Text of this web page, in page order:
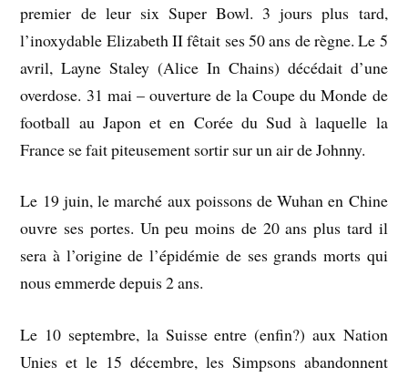
premier de leur six Super Bowl. 3 jours plus tard,
l’inoxydable Elizabeth II fêtait ses 50 ans de règne. Le 5
avril, Layne Staley (Alice In Chains) décédait d’une
overdose. 31 mai – ouverture de la Coupe du Monde de
football au Japon et en Corée du Sud à laquelle la
France se fait piteusement sortir sur un air de Johnny.
Le 19 juin, le marché aux poissons de Wuhan en Chine
ouvre ses portes. Un peu moins de 20 ans plus tard il
sera à l’origine de l’épidémie de ses grands morts qui
nous emmerde depuis 2 ans.
Le 10 septembre, la Suisse entre (enfin?) aux Nation
Unies et le 15 décembre, les Simpsons abandonnent